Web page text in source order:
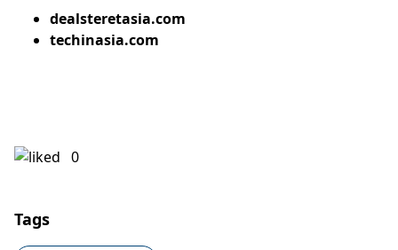
dealsteretasia.com
techinasia.com
0
Tags